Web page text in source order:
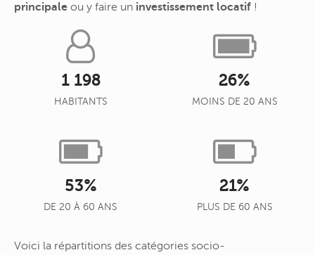
principale ou y faire un investissement locatif !
1 198
HABITANTS
26%
MOINS DE 20 ANS
53%
DE 20 À 60 ANS
21%
PLUS DE 60 ANS
Voici la répartitions des catégories socio-